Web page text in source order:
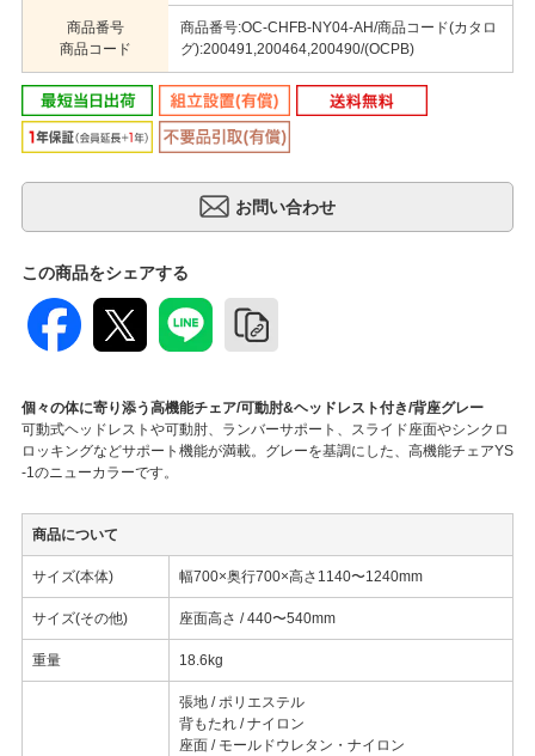
商品番号
商品コード
商品番号:OC-CHFB-NY04-AH/商品コード(カタロ
グ):200491,200464,200490/(OCPB)
この商品をシェアする
個々の体に寄り添う高機能チェア/可動肘&ヘッドレスト付き/背座グレー
可動式ヘッドレストや可動肘、ランバーサポート、スライド座面やシンクロ
ロッキングなどサポート機能が満載。グレーを基調にした、高機能チェアYS
-1のニューカラーです。
商品について
サイズ(本体) 幅700×奥行700×高さ1140〜1240mm
サイズ(その他) 座面高さ / 440〜540mm
重量 18.6kg
張地 / ポリエステル
背もたれ / ナイロン
座面 / モールドウレタン・ナイロン